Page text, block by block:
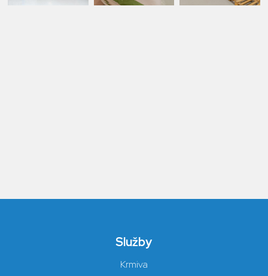
Služby
Krmiva